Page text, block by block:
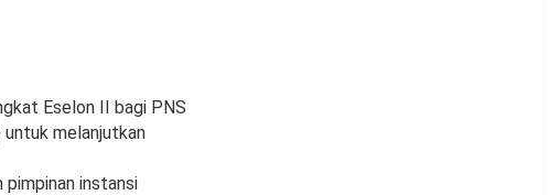
Eselon II bagi PNS
untuk melanjutkan
pimpinan instansi